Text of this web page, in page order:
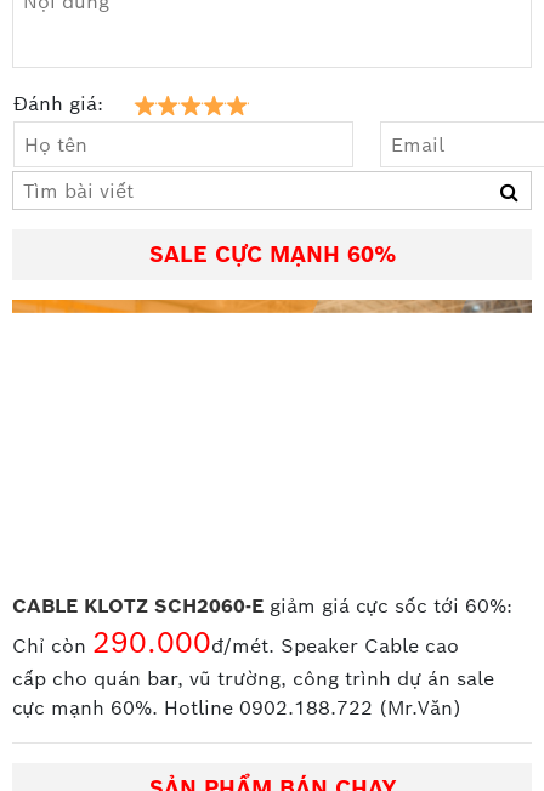
Đánh giá:
SALE CỰC MẠNH 60%
CABLE KLOTZ SCH2060-E giảm giá cực sốc tới 60%:
Chỉ còn 290.000đ/mét. Speaker Cable cao
cấp cho quán bar, vũ trường, công trình dự án sale
cực mạnh 60%. Hotline 0902.188.722 (Mr.Văn)